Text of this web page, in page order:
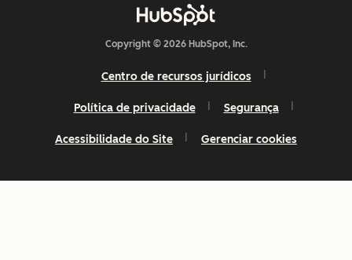
Copyright © 2026 HubSpot, Inc.
Centro de recursos jurídicos
Política de privacidade Segurança
Acessibilidade do Site Gerenciar cookies